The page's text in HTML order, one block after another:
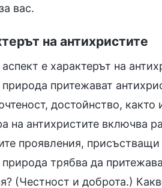
вас.
на антихристите
е характерът на
притежават
достойнство,
на антихристите включва
проявления,
трябва да
(Честност и доброта.)